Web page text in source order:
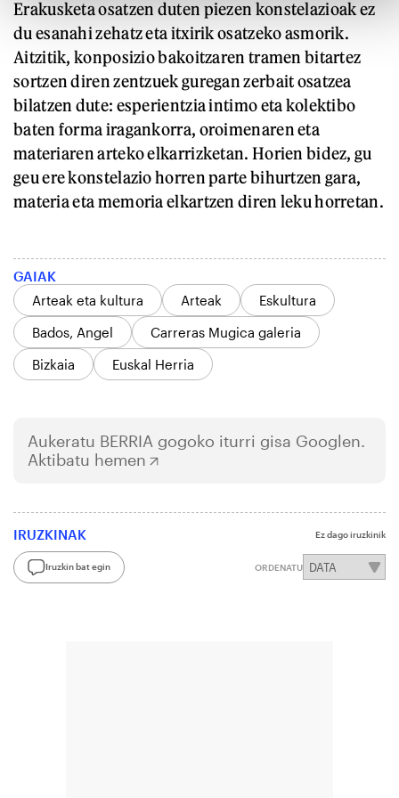
Erakusketa osatzen duten piezen konstelazioak ez
du esanahi zehatz eta itxirik osatzeko asmorik.
Aitzitik, konposizio bakoitzaren tramen bitartez
sortzen diren zentzuek guregan zerbait osatzea
bilatzen dute: esperientzia intimo eta kolektibo
baten forma iragankorra, oroimenaren eta
materiaren arteko elkarrizketan. Horien bidez, gu
geu ere konstelazio horren parte bihurtzen gara,
materia eta memoria elkartzen diren leku horretan.
GAIAK
Arteak eta kultura
Arteak
Eskultura
Bados, Angel
Carreras Mugica galeria
Bizkaia
Euskal Herria
Aukeratu BERRIA gogoko iturri gisa Googlen.
Aktibatu hemen
IRUZKINAK Ez dago iruzkinik
Iruzkin bat egin ORDENATU